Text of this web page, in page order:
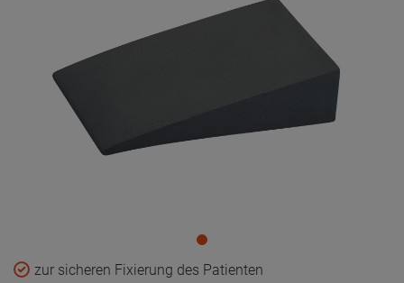
zur sicheren Fixierung des Patienten